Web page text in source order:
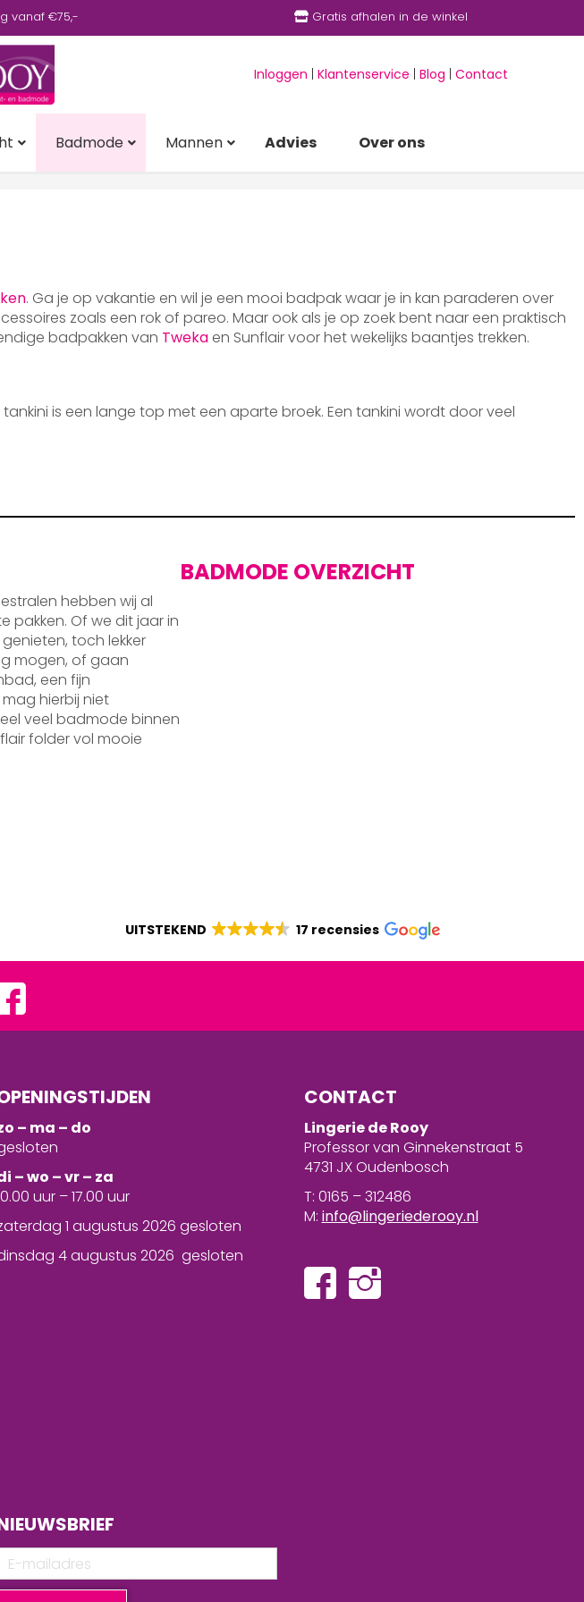
vanaf €75,- Gratis afhalen in de winkel
Inloggen Klantenservice Blog Contact
Badmode Mannen Advies Over ons
. Ga je op vakantie en wil je een mooi badpak waar je in kan paraderen over
zoals een rok of pareo. Maar ook als je op zoek bent naar een praktisch
badpakken van Tweka en Sunflair voor het wekelijks baantjes trekken.
is een lange top met een aparte broek. Een tankini wordt door veel
hebben wij al
pakken. Of we dit jaar in
toch lekker
mogen, of gaan
een fijn
hierbij niet
veel badmode binnen
folder vol mooie
BADMODE OVERZICHT
UITSTEKEND 17 recensies
– ma – do
i – wo – vr – za
uur – 17.00 uur
1 augustus 2026 gesloten
4 augustus 2026 gesloten
CONTACT
Lingerie de Rooy
Professor van Ginnekenstraat 5
4731 JX Oudenbosch
T: 0165 – 312486
M: info@lingeriederooy.nl